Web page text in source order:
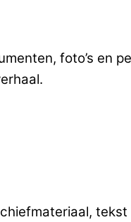
foto’s en